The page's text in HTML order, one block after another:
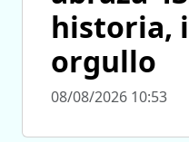
historia,
orgullo
08/08/2026 10:53